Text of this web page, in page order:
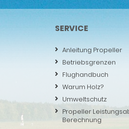
SERVICE
Anleitung Propeller
Betriebsgrenzen
Flughandbuch
Warum Holz?
Umweltschutz
Propeller
Berechnung